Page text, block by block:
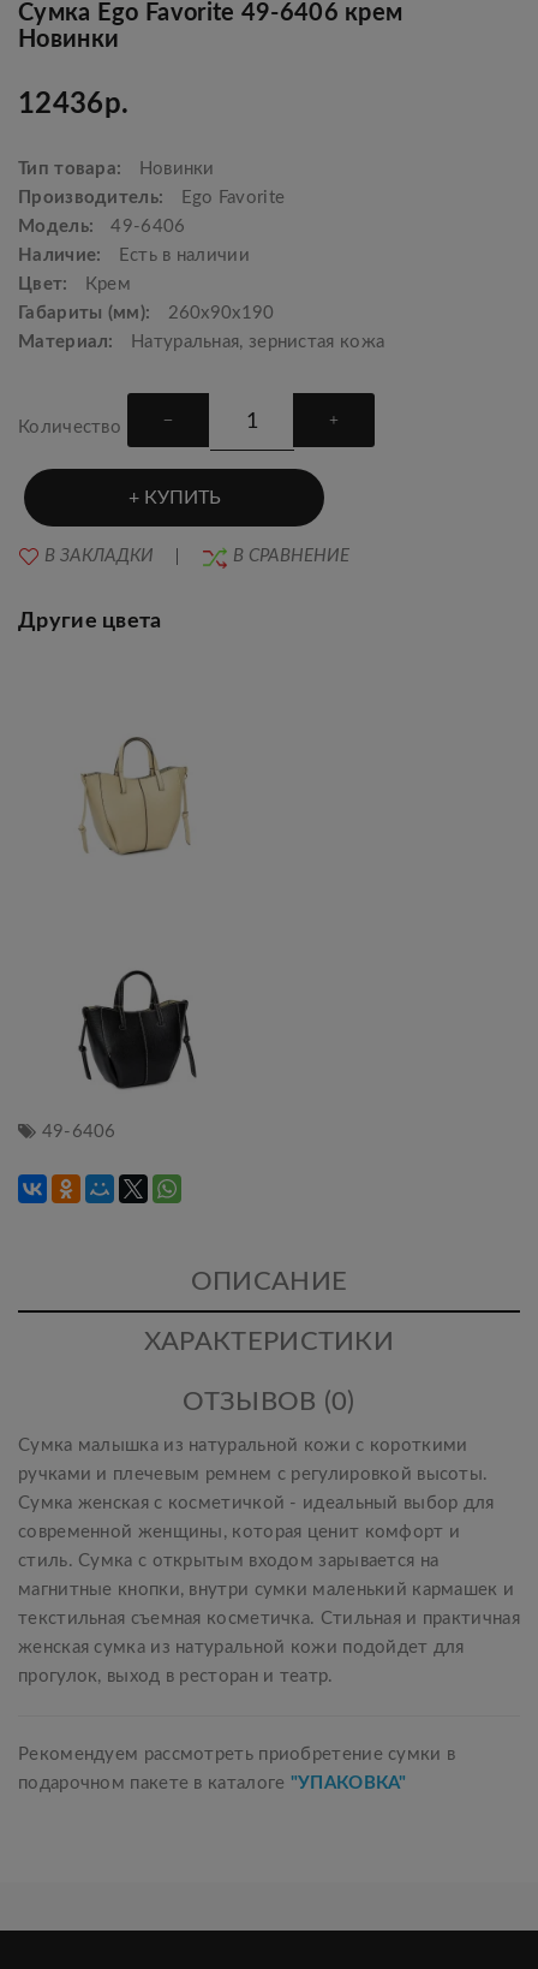
Сумка Ego Favorite 49-6406 крем
Новинки
12436р.
Тип товара:
Новинки
Производитель:
Ego Favorite
Модель:
49-6406
Наличие:
Есть в наличии
Цвет:
Крем
Габариты (мм):
260х90х190
Материал:
Натуральная, зернистая кожа
Количество
КУПИТЬ
В ЗАКЛАДКИ В СРАВНЕНИЕ
Другие цвета
49-6406
ОПИСАНИЕ
ХАРАКТЕРИСТИКИ
ОТЗЫВОВ (0)
Сумка малышка из натуральной кожи с короткими
ручками и плечевым ремнем с регулировкой высоты.
Сумка женская с косметичкой - идеальный выбор для
современной женщины, которая ценит комфорт и
стиль. Сумка с открытым входом зарывается на
магнитные кнопки, внутри сумки маленький кармашек и
текстильная съемная косметичка. Стильная и практичная
женская сумка из натуральной кожи подойдет для
прогулок, выход в ресторан и театр.
Рекомендуем рассмотреть приобретение сумки в
подарочном пакете в каталоге "УПАКОВКА"